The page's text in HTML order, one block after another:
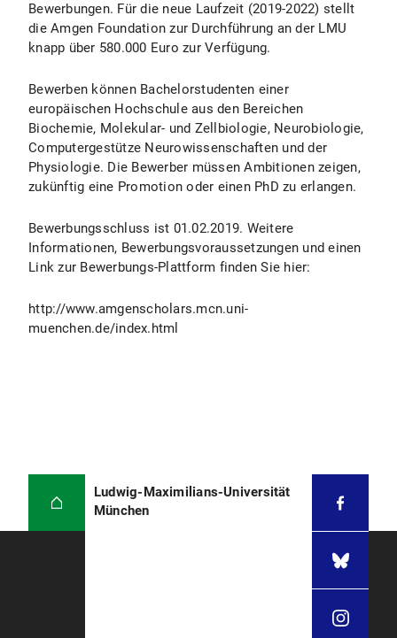
Bewerbungen. Für die neue Laufzeit (2019-2022) stellt
die Amgen Foundation zur Durchführung an der LMU
knapp über 580.000 Euro zur Verfügung.
Bewerben können Bachelorstudenten einer
europäischen Hochschule aus den Bereichen
Biochemie, Molekular- und Zellbiologie, Neurobiologie,
Computergestütze Neurowissenschaften und der
Physiologie. Die Bewerber müssen Ambitionen zeigen,
zukünftig eine Promotion oder einen PhD zu erlangen.
Bewerbungsschluss ist 01.02.2019. Weitere
Informationen, Bewerbungsvoraussetzungen und einen
Link zur Bewerbungs-Plattform finden Sie hier:
http://www.amgenscholars.mcn.uni-
muenchen.de/index.html
Ludwig-Maximilians-Universität
München